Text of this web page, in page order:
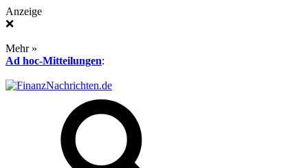
Anzeige
❌
Mehr »
Ad hoc-Mitteilungen: